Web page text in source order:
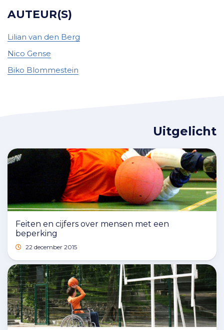
AUTEUR(S)
Lilian van den Berg
Nico Gense
Biko Blommestein
Uitgelicht
Feiten en cijfers over mensen met een
beperking
22 december 2015